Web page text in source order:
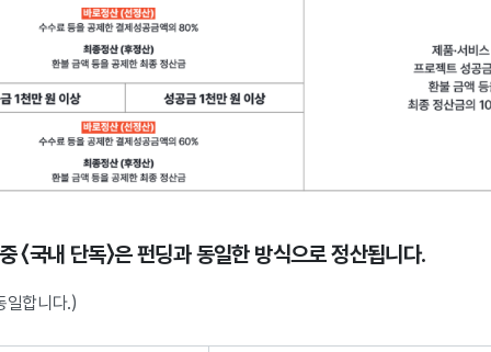
〈국내 단독〉은 펀딩과 동일한 방식으로 정산됩니다.
일합니다.)